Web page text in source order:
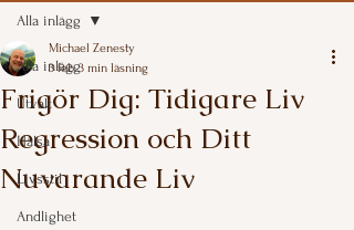
Alla inlägg
Utvalt
Hälsa
Livsstil
Andlighet
Alla inlägg
Frigör Dig: Tidigare Liv
Regression och Ditt
Nuvarande Liv
Michael Zenesty
3 feb.3 min läsning
Betygsatt till NaN av 5 stjärnor.